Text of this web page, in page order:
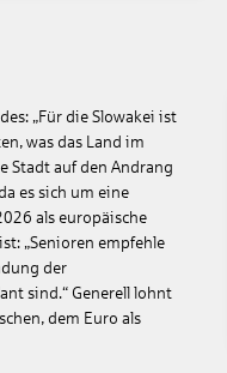
„Für die Slowakei ist
was das Land im
Stadt auf den Andrang
es sich um eine
als europäische
„Senioren empfehle
der
sind.“ Generell lohnt
dem Euro als